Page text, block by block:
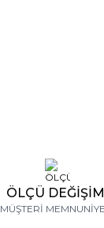
ÖLÇÜ
MÜŞTERİ